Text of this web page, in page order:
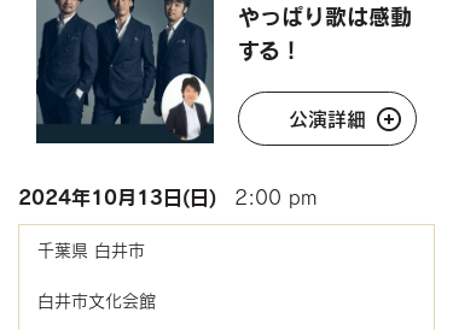
やっぱり歌は感動
する！
公演詳細
2024年10月13日(日) 2:00 pm
千葉県 白井市
白井市文化会館